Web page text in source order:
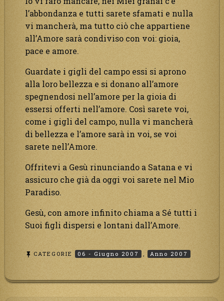
l’abbondanza e tutti sarete sfamati e nulla
vi mancherà, ma tutto ciò che appartiene
all’Amore sarà condiviso con voi: gioia,
pace e amore.
Guardate i gigli del campo essi si aprono
alla loro bellezza e si donano all’amore
spegnendosi nell’amore per la gioia di
essersi offerti nell’amore. Così sarete voi,
come i gigli del campo, nulla vi mancherà
di bellezza e l’amore sarà in voi, se voi
sarete nell’Amore.
Offritevi a Gesù rinunciando a Satana e vi
assicuro che già da oggi voi sarete nel Mio
Paradiso.
Gesù, con amore infinito chiama a Sé tutti i
Suoi figli dispersi e lontani dall’Amore.
CATEGORIE 06 - Giugno 2007 , Anno 2007